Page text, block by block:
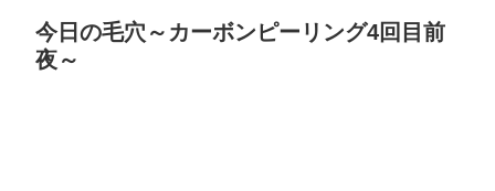
今日の毛穴～カーボンピーリング4回目前
夜～